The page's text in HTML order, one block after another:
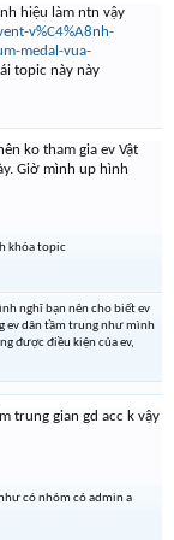
hiệu làm ntn vậy
v%C4%A8nh-
medal-vua-
topic này này
ko tham gia ev Vật
Giờ mình up hình
khóa topic
nghĩ bạn nên cho biết ev
ev dân tầm trung như mình
được điều kiện của ev,
trung gian gd acc k vậy
có nhóm có admin a